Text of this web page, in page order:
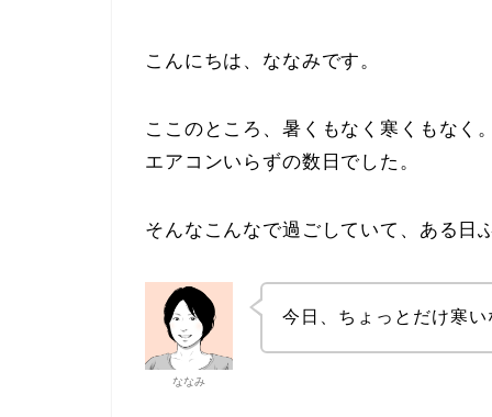
こんにちは、ななみです。
ここのところ、暑くもなく寒くもなく
エアコンいらずの数日でした。
そんなこんなで過ごしていて、ある日
ななみ
今日、ちょっとだけ寒